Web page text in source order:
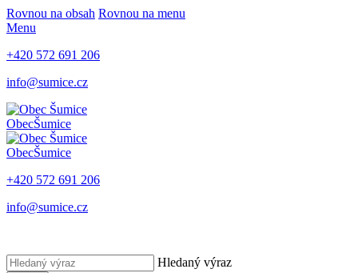
Rovnou na obsah Rovnou na menu
Menu
+420 572 691 206
info@sumice.cz
ObecŠumice
ObecŠumice
+420 572 691 206
info@sumice.cz
Hledaný výraz